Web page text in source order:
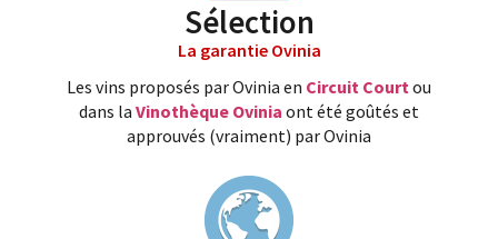
Sélection
La garantie Ovinia
Les vins proposés par Ovinia en Circuit Courtou
dans la Vinothèque Ovinia ont été goûtés et
approuvés (vraiment) par Ovinia